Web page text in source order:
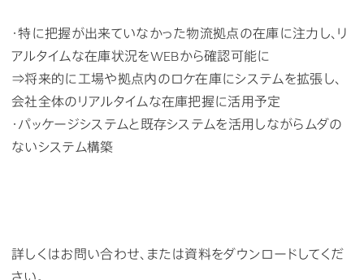
・特に把握が出来ていなかった物流拠点の在庫に注力し、リ
アルタイムな在庫状況をWEBから確認可能に
⇒将来的に工場や拠点内のロケ在庫にシステムを拡張し、
会社全体のリアルタイムな在庫把握に活用予定
・パッケージシステムと既存システムを活用しながらムダの
ないシステム構築
詳しくはお問い合わせ、または資料をダウンロードしてくだ
さい。